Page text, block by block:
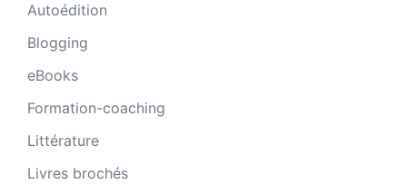
Autoédition
Blogging
eBooks
Formation-coaching
Littérature
Livres brochés